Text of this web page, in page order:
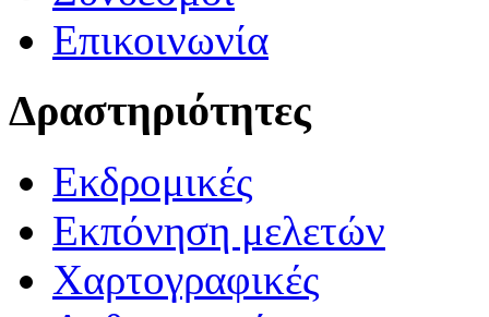
Επικοινωνία
Δραστηριότητες
Εκδρομικές
Εκπόνηση μελετών
Χαρτογραφικές